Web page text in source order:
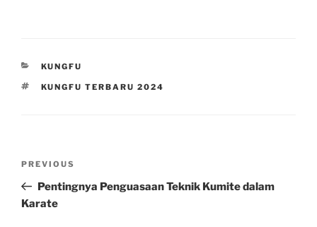
CATEGORIES
KUNGFU
TAGS
KUNGFU TERBARU 2024
Previous
Post
PREVIOUS
Pentingnya Penguasaan Teknik Kumite dalam
Karate